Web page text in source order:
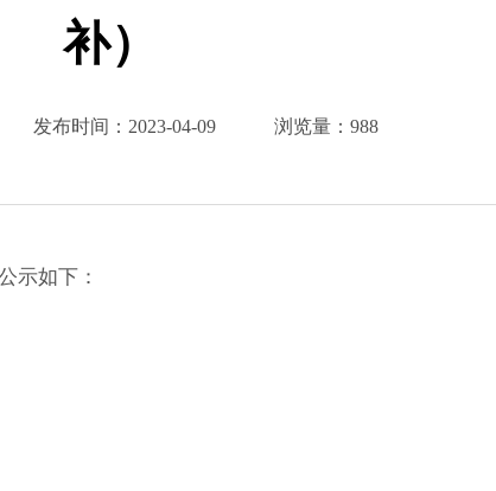
补）
发布时间： 2023-04-09 浏览量： 988
示如下：